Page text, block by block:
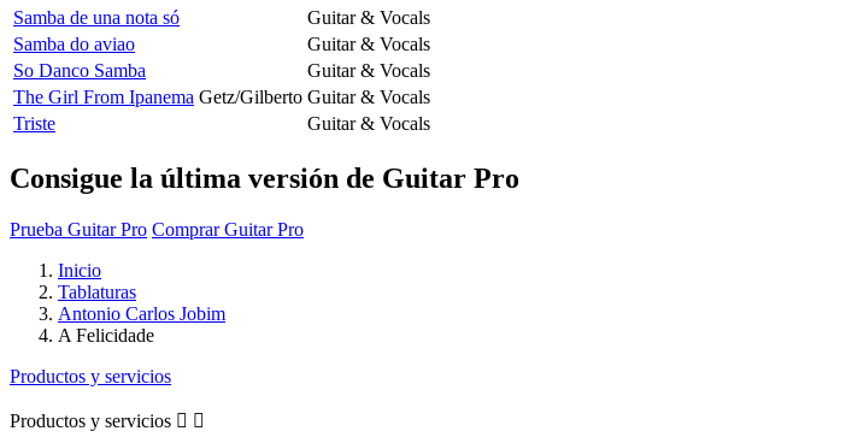
Samba de una nota só
Guitar & Vocals
Samba do aviao
Guitar & Vocals
So Danco Samba
Guitar & Vocals
The Girl From Ipanema Getz/Gilberto Guitar & Vocals
Triste
Guitar & Vocals
Consigue la última versión de Guitar Pro
Prueba Guitar Pro Comprar Guitar Pro
Inicio
Tablaturas
Antonio Carlos Jobim
A Felicidade
Productos y servicios
Productos y servicios  